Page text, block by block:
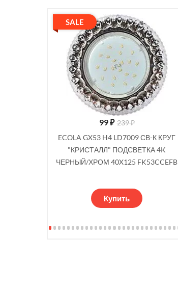
SALE
99₽ 239 ₽
ECOLA GX53 H4 LD7009 СВ-К КРУГ
"КРИСТАЛЛ" ПОДСВЕТКА 4K
ЧЕРНЫЙ/ХРОМ 40X125 FK53CCEFB
Купить